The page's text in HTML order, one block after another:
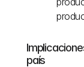
país